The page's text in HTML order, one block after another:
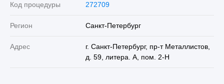
Код процедуры 272709
Регион Санкт-Петербург
Адрес
г. Санкт-Петербург, пр-т Металлистов,
д. 59, литера. А, пом. 2-Н